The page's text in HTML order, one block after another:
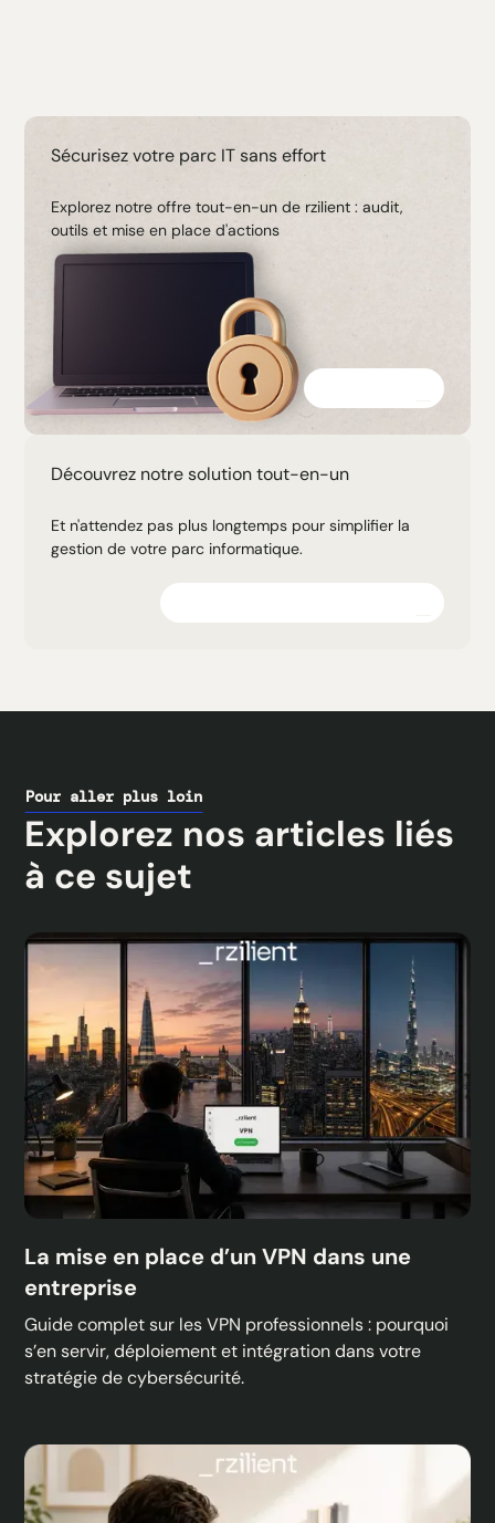
Sécurisez votre parc IT sans effort
Explorez notre offre tout-en-un de rzilient : audit,
outils et mise en place d'actions
Découvrez notre solution tout-en-un
Et n'attendez pas plus longtemps pour simplifier la
gestion de votre parc informatique.
Pour aller plus loin
Explorez nos articles liés
à ce sujet
La mise en place d’un VPN dans une
entreprise
Guide complet sur les VPN professionnels : pourquoi
s’en servir, déploiement et intégration dans votre
stratégie de cybersécurité.